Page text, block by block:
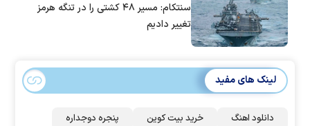
سنتکام: مسیر ۴۸ کشتی را در تنگه هرمز
تغییر دادیم
لینک های مفید
دانلود اهنگ خرید بیت کوین پنجره دوجداره